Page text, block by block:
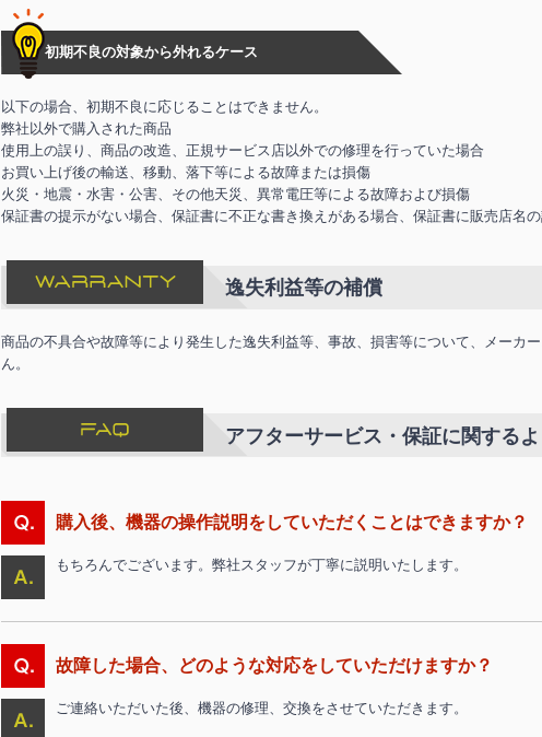
初期不良の対象から外れるケース
以下の場合、初期不良に応じることはできません。
弊社以外で購入された商品
使用上の誤り、商品の改造、正規サービス店以外での修理を行っていた場合
お買い上げ後の輸送、移動、落下等による故障または損傷
火災・地震・水害・公害、その他天災、異常電圧等による故障および損傷
保証書の提示がない場合、保証書に不正な書き換えがある場合、保証書に販売店名の
逸失利益等の補償
商品の不具合や故障等により発生した逸失利益等、事故、損害等について、メーカ
ん。
アフターサービス・保証に関する
購入後、機器の操作説明をしていただくことはできますか？
もちろんでございます。弊社スタッフが丁寧に説明いたします。
故障した場合、どのような対応をしていただけますか？
ご連絡いただいた後、機器の修理、交換をさせていただきます。